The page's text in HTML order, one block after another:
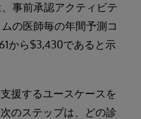
事前承認アクティビテ
の医師毎の年間予測コ
から$3,430であると示
援するユースケースを
のステップは、どの診